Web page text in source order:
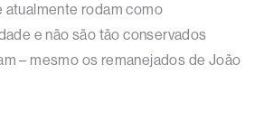
atualmente rodam como
e não são tão conservados
– mesmo os remanejados de João